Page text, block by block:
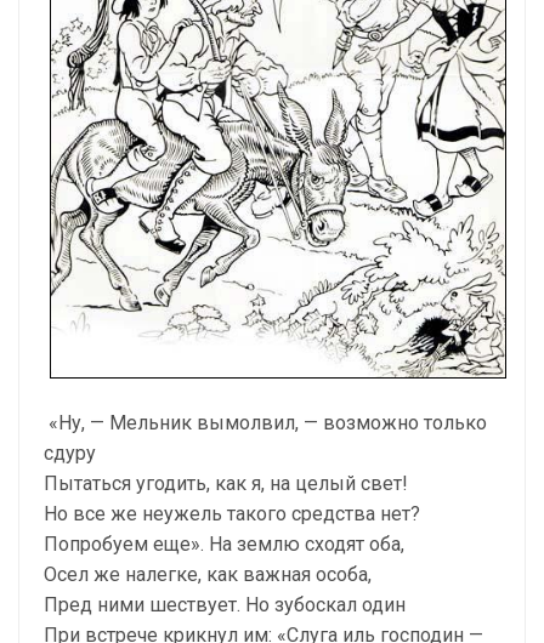
«Ну, — Мельник вымолвил, — возможно только
сдуру
Пытаться угодить, как я, на целый свет!
Но все же неужель такого средства нет?
Попробуем еще». На землю сходят оба,
Осел же налегке, как важная особа,
Пред ними шествует. Но зубоскал один
При встрече крикнул им: «Слуга иль господин —